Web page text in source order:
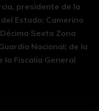
presidente de la
Estado; Camerino
Sexta Zona
Nacional; de la
la Fiscalía General